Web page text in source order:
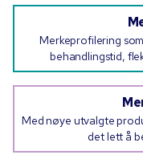
Merkeprofilering
behandlingstid,
Med nøye utvalgte
det lett å